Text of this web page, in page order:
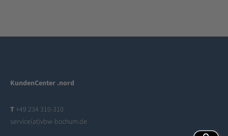
KundenCenter .nord
T +49 234 310-310
service(at)vbw-bochum.de